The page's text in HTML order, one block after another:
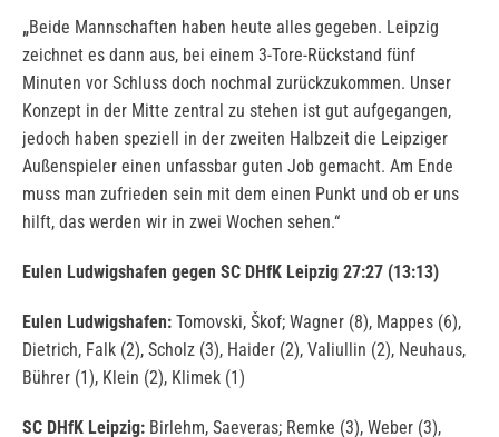
„Beide Mannschaften haben heute alles gegeben. Leipzig
zeichnet es dann aus, bei einem 3-Tore-Rückstand fünf
Minuten vor Schluss doch nochmal zurückzukommen. Unser
Konzept in der Mitte zentral zu stehen ist gut aufgegangen,
jedoch haben speziell in der zweiten Halbzeit die Leipziger
Außenspieler einen unfassbar guten Job gemacht. Am Ende
muss man zufrieden sein mit dem einen Punkt und ob er uns
hilft, das werden wir in zwei Wochen sehen.“
Eulen Ludwigshafen gegen SC DHfK Leipzig 27:27 (13:13)
Eulen Ludwigshafen: Tomovski, Škof; Wagner (8), Mappes (6),
Dietrich, Falk (2), Scholz (3), Haider (2), Valiullin (2), Neuhaus,
Bührer (1), Klein (2), Klimek (1)
SC DHfK Leipzig: Birlehm, Saeveras; Remke (3), Weber (3),